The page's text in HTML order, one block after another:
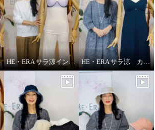
HE・ERA サラ涼インナー HE・ERA サラ涼 カップ付きスリップ